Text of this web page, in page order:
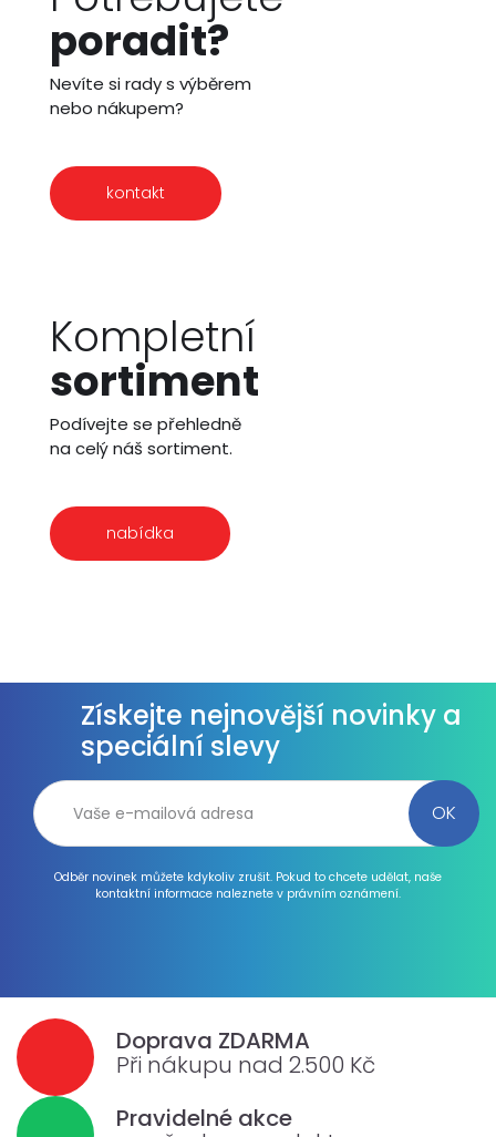
poradit?
Nevíte si rady s výběrem
nebo nákupem?
kontakt
Kompletní
sortiment
Podívejte se přehledně
na celý náš sortiment.
nabídka
Získejte nejnovější novinky a
speciální slevy
Odběr novinek můžete kdykoliv zrušit. Pokud to chcete udělat, naše
kontaktní informace naleznete v právním oznámení.
Doprava ZDARMA
Při nákupu nad 2.500 Kč
Pravidelné akce